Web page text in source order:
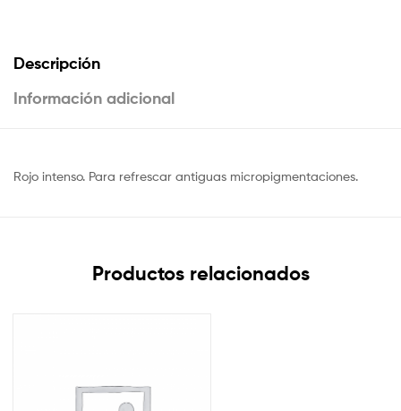
Descripción
Información adicional
Rojo intenso. Para refrescar antiguas micropigmentaciones.
Productos relacionados